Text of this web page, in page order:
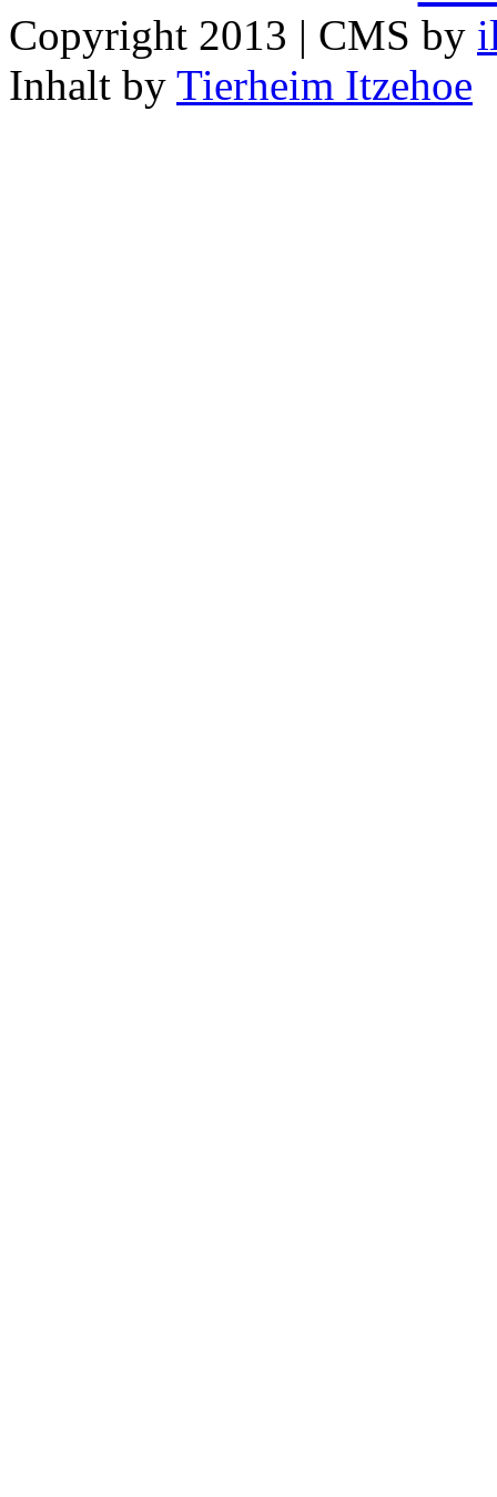
Copyright 2013 | CMS by
Inhalt by Tierheim Itzehoe